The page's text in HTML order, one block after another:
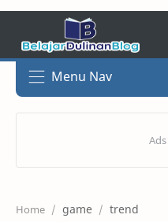
Menu Nav
Home game trend